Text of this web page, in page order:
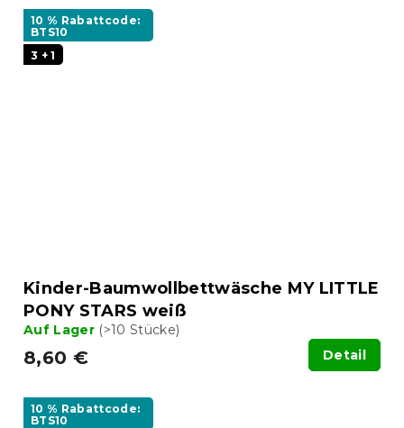
10 % Rabattcode:
BTS10
3 + 1
Kinder-Baumwollbettwäsche MY LITTLE
PONY STARS weiß
Auf Lager (>10 Stücke)
8,60 € Detail
10 % Rabattcode:
BTS10